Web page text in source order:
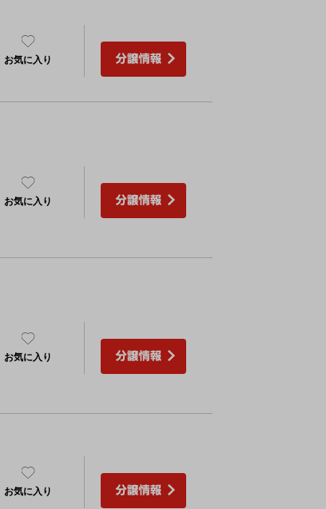
お気に入り
お気に入り
お気に入り
お気に入り